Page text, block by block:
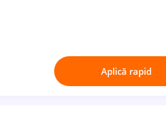
Aplică rapid